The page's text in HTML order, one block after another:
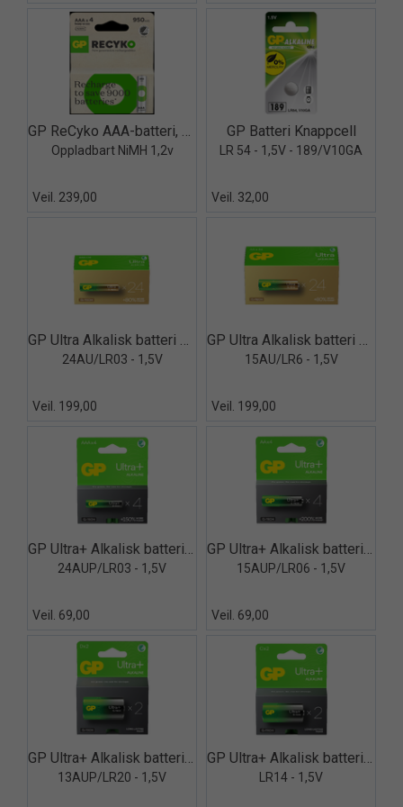
Quick View+ GP ReCyko AAA-batteri, 950mAh - 4pk
Oppladbart NiMH 1,2v
Veil. 239,00
Quick View+
GP Batteri Knappcell
LR 54 - 1,5V - 189/V10GA
Veil. 32,00
Quick View+ GP Ultra Alkalisk batteri AAA - 24pk
24AU/LR03 - 1,5V
Veil. 199,00
Quick View+ GP Ultra Alkalisk batteri AA - 24pk
15AU/LR6 - 1,5V
Veil. 199,00
Quick View+ GP Ultra+ Alkalisk batteri AAA - 4pk
24AUP/LR03 - 1,5V
Veil. 69,00
Quick View+ GP Ultra+ Alkalisk batteri AA - 4pk
15AUP/LR06 - 1,5V
Veil. 69,00
Quick View+ GP Ultra+ Alkalisk batteri D - 2pk
13AUP/LR20 - 1,5V
Quick View+ GP Ultra+ Alkalisk batteri C - 2pk
LR14 - 1,5V